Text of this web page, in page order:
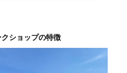
ショップの特徴